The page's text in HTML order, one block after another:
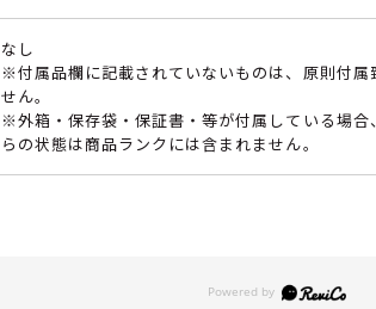
なし
※付属品欄に記載されていないものは、原則付属
せん。
※外箱・保存袋・保証書・等が付属している場合
らの状態は商品ランクには含まれません。